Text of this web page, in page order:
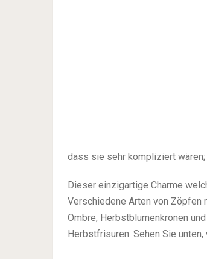
dass sie sehr kompliziert
Dieser einzigartige Charme
Verschiedene Arten von Zöpfen
Ombre, Herbstblumenkronen
Herbstfrisuren. Sehen Sie